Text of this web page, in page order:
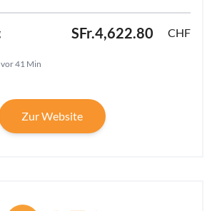
SFr.4,622.80 CHF
vor 41 Min
Zur Website